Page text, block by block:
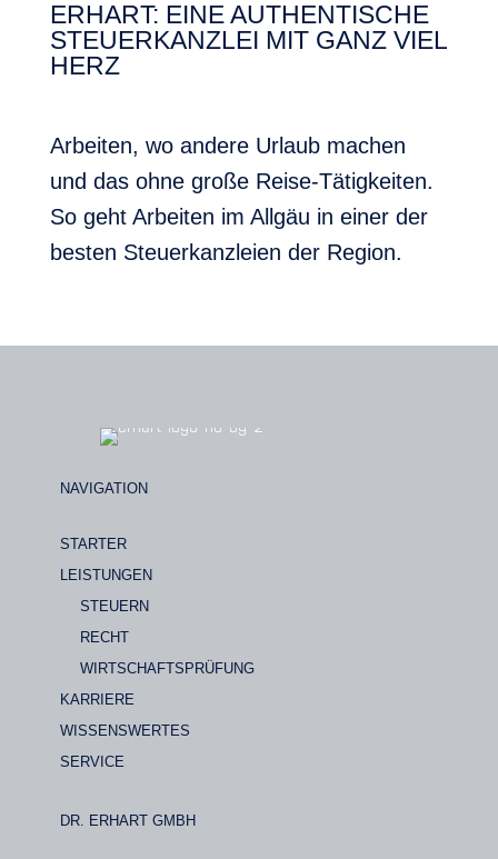
ERHART: EINE AUTHENTISCHE
STEUERKANZLEI MIT GANZ VIEL
HERZ
Arbeiten, wo andere Urlaub machen
und das ohne große Reise-Tätigkeiten.
So geht Arbeiten im Allgäu in einer der
besten Steuerkanzleien der Region.
NAVIGATION
STARTER
LEISTUNGEN
STEUERN
RECHT
WIRTSCHAFTSPRÜFUNG
KARRIERE
WISSENSWERTES
SERVICE
DR. ERHART GMBH